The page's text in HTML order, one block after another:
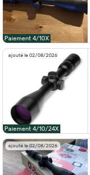
Paiement 4/10X
ajouté le 02/08/2026
Paiement 4/10/24X
ajouté le 02/08/2026